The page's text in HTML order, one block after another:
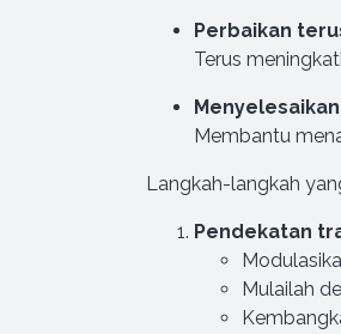
Perbaikan
Terus
Membantu
Langkah-langkah
Pendekatan
Mulailah